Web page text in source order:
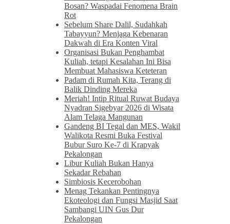
Bosan? Waspadai Fenomena Brain
Rot
Sebelum Share Dalil, Sudahkah
Tabayyun? Menjaga Kebenaran
Dakwah di Era Konten Viral
Organisasi Bukan Penghambat
Kuliah, tetapi Kesalahan Ini Bisa
Membuat Mahasiswa Keteteran
Padam di Rumah Kita, Terang di
Balik Dinding Mereka
Meriah! Intip Ritual Ruwat Budaya
Nyadran Sigebyar 2026 di Wisata
Alam Telaga Mangunan
Gandeng BI Tegal dan MES, Wakil
Walikota Resmi Buka Festival
Bubur Suro Ke-7 di Krapyak
Pekalongan
Libur Kuliah Bukan Hanya
Sekadar Rebahan
Simbiosis Kecerobohan
Menag Tekankan Pentingnya
Ekoteologi dan Fungsi Masjid Saat
Sambangi UIN Gus Dur
Pekalongan